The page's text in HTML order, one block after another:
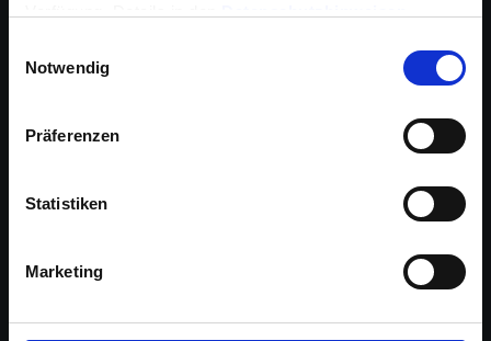
unseremImpressum
Notwendig
Präferenzen
Statistiken
Marketing
Über uns
Arbeite mit uns